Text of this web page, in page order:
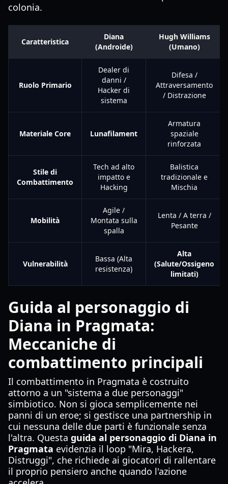
colonia.
Caratteristica
Diana
(Androide)
Hugh Williams
(Umano)
Ruolo Primario
Dealer di
danni /
Hacker di
sistema
Difesa /
Attraversamento
/ Distrazione
Materiale Core Lunafilament
Armatura
spaziale
rinforzata
Stile di
Combattimento
Tech ad alto
impatto e
Hacking
Balistica
tradizionale e
Mischia
Mobilità
Agile /
Montata sulla
spalla
Lenta / A terra /
Pesante
Vulnerabilità
Bassa (Alta
resistenza)
Alta
(Salute/Ossigeno
limitati)
Guida al personaggio di
Diana in Pragmata:
Meccaniche di
combattimento principali
Il combattimento in Pragmata è costruito
attorno a un "sistema a due personaggi"
simbiotico. Non si gioca semplicemente nei
panni di un eroe; si gestisce una partnership in
cui nessuna delle due parti è funzionale senza
l'altra. Questa guida al personaggio di Diana in
Pragmata evidenzia il loop "Mira, Hackera,
Distruggi", che richiede ai giocatori di rallentare
il proprio pensiero anche quando l'azione